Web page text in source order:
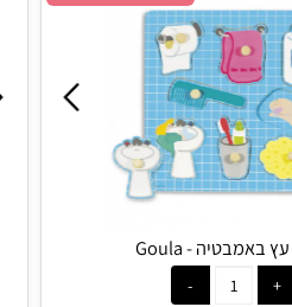
Goula, מש' 1+, גיל 2+